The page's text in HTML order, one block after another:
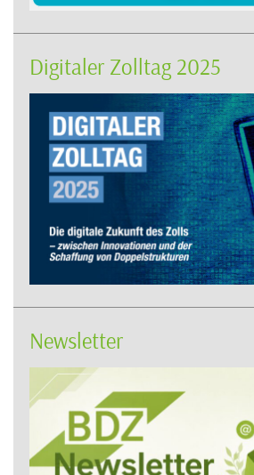
Digitaler Zolltag 2025
Newsletter